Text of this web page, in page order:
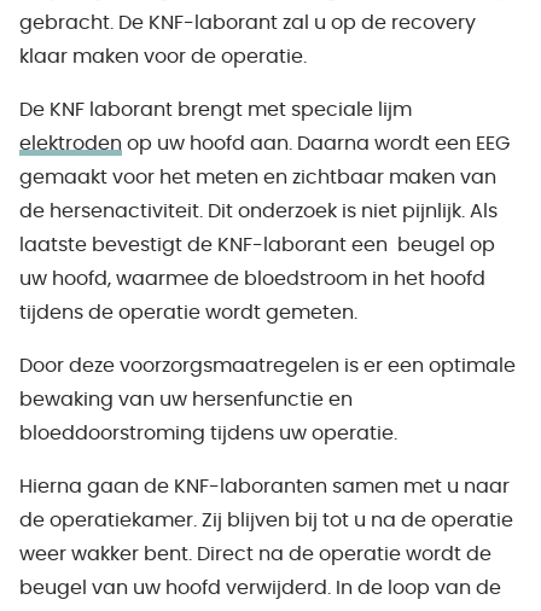
gebracht. De KNF-laborant zal u op de recovery
klaar maken voor de operatie.
De KNF laborant brengt met speciale lijm
elektroden op uw hoofd aan. Daarna wordt een EEG
gemaakt voor het meten en zichtbaar maken van
de hersenactiviteit. Dit onderzoek is niet pijnlijk. Als
laatste bevestigt de KNF-laborant een beugel op
uw hoofd, waarmee de bloedstroom in het hoofd
tijdens de operatie wordt gemeten.
Door deze voorzorgsmaatregelen is er een optimale
bewaking van uw hersenfunctie en
bloeddoorstroming tijdens uw operatie.
Hierna gaan de KNF-laboranten samen met u naar
de operatiekamer. Zij blijven bij tot u na de operatie
weer wakker bent. Direct na de operatie wordt de
beugel van uw hoofd verwijderd. In de loop van de